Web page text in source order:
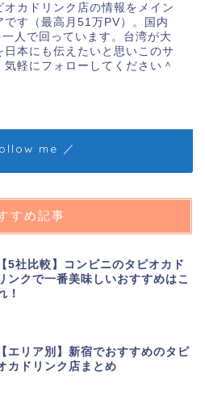
オカドリンク店の情報をメイン
です（最高月51万PV）。国内
人で回っています。台湾が大
本にも伝えたいと思いこのサ
軽にフォローしてください＾
me ／
すめ記事
【5社比較】コンビニのタピオカド
ンクで一番美味しいおすすめはこ
！
【エリア別】新宿でおすすめのタピ
カドリンク店まとめ